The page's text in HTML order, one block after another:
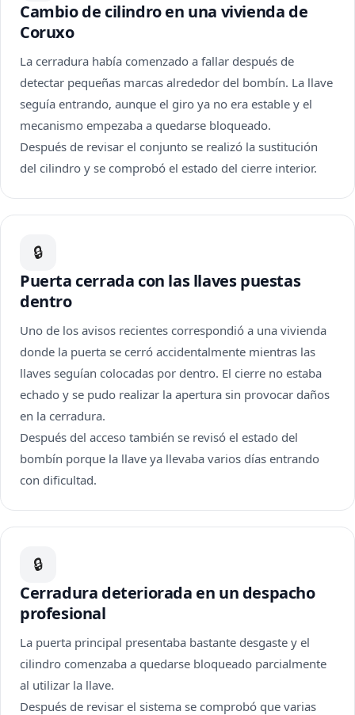
Cambio de cilindro en una vivienda de
Coruxo
La cerradura había comenzado a fallar después de
detectar pequeñas marcas alrededor del bombín. La llave
seguía entrando, aunque el giro ya no era estable y el
mecanismo empezaba a quedarse bloqueado.
Después de revisar el conjunto se realizó la sustitución
del cilindro y se comprobó el estado del cierre interior.
🔒
Puerta cerrada con las llaves puestas
dentro
Uno de los avisos recientes correspondió a una vivienda
donde la puerta se cerró accidentalmente mientras las
llaves seguían colocadas por dentro. El cierre no estaba
echado y se pudo realizar la apertura sin provocar daños
en la cerradura.
Después del acceso también se revisó el estado del
bombín porque la llave ya llevaba varios días entrando
con dificultad.
🔒
Cerradura deteriorada en un despacho
profesional
La puerta principal presentaba bastante desgaste y el
cilindro comenzaba a quedarse bloqueado parcialmente
al utilizar la llave.
Después de revisar el sistema se comprobó que varias